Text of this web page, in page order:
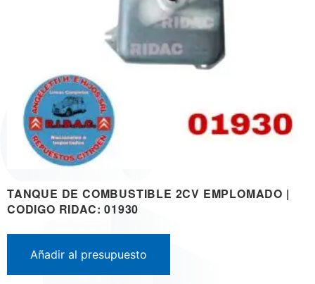
TANQUE DE COMBUSTIBLE 2CV EMPLOMADO |
CODIGO RIDAC: 01930
Añadir al presupuesto